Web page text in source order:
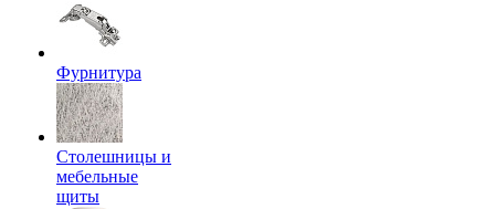
Фурнитура
Столешницы и
мебельные
щиты